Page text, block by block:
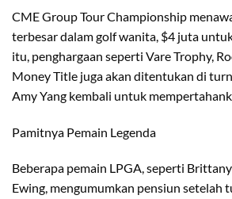
CME Group Tour Championship
terbesar dalam golf wanita, $4 juta
itu, penghargaan seperti Vare Trophy,
Money Title juga akan ditentukan di
Amy Yang kembali untuk
Pamitnya Pemain Legenda
Beberapa pemain LPGA, seperti
Ewing, mengumumkan pensiun setelah